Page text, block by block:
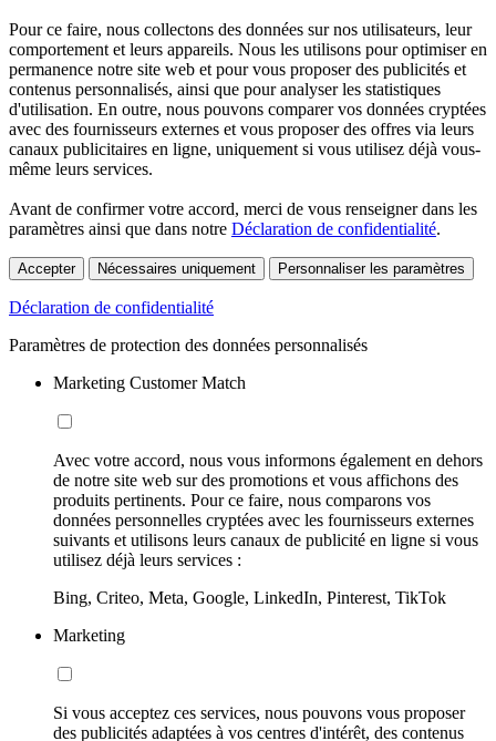
Pour ce faire, nous collectons des données sur nos utilisateurs, leur
comportement et leurs appareils. Nous les utilisons pour optimiser en
permanence notre site web et pour vous proposer des publicités et
contenus personnalisés, ainsi que pour analyser les statistiques
d'utilisation. En outre, nous pouvons comparer vos données cryptées
avec des fournisseurs externes et vous proposer des offres via leurs
canaux publicitaires en ligne, uniquement si vous utilisez déjà vous-
même leurs services.
Avant de confirmer votre accord, merci de vous renseigner dans les
paramètres ainsi que dans notre Déclaration de confidentialité.
Accepter Nécessaires uniquement Personnaliser les paramètres
Déclaration de confidentialité
Paramètres de protection des données personnalisés
Marketing Customer Match
Avec votre accord, nous vous informons également en dehors
de notre site web sur des promotions et vous affichons des
produits pertinents. Pour ce faire, nous comparons vos
données personnelles cryptées avec les fournisseurs externes
suivants et utilisons leurs canaux de publicité en ligne si vous
utilisez déjà leurs services :
Bing, Criteo, Meta, Google, LinkedIn, Pinterest, TikTok
Marketing
Si vous acceptez ces services, nous pouvons vous proposer
des publicités adaptées à vos centres d'intérêt, des contenus